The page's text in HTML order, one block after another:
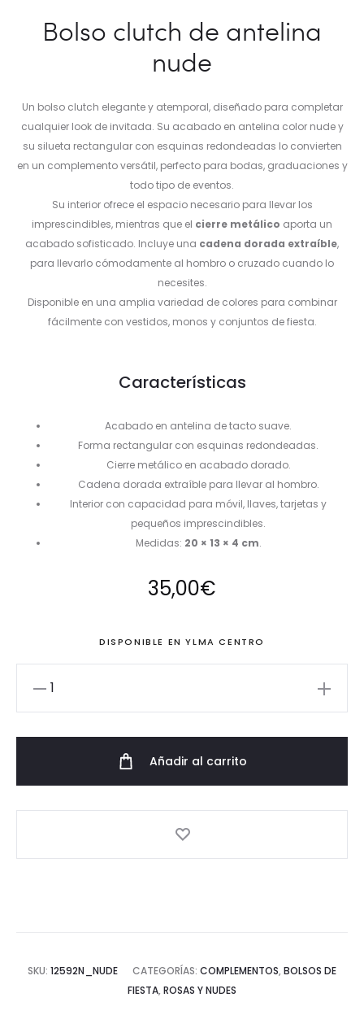
Bolso clutch de antelina
nude
Un bolso clutch elegante y atemporal, diseñado para completar
cualquier look de invitada. Su acabado en antelina color nude y
su silueta rectangular con esquinas redondeadas lo convierten
en un complemento versátil, perfecto para bodas, graduaciones y
todo tipo de eventos.
Su interior ofrece el espacio necesario para llevar los
imprescindibles, mientras que el cierre metálico aporta un
acabado sofisticado. Incluye una cadena dorada extraíble,
para llevarlo cómodamente al hombro o cruzado cuando lo
necesites.
Disponible en una amplia variedad de colores para combinar
fácilmente con vestidos, monos y conjuntos de fiesta.
Características
Acabado en antelina de tacto suave.
Forma rectangular con esquinas redondeadas.
Cierre metálico en acabado dorado.
Cadena dorada extraíble para llevar al hombro.
Interior con capacidad para móvil, llaves, tarjetas y
pequeños imprescindibles.
Medidas: 20 × 13 × 4 cm.
35,00€
DISPONIBLE EN YLMA CENTRO
Bolso
Añadir al carrito
SKU: 12592N_NUDE CATEGORÍAS: COMPLEMENTOS, BOLSOS DE
FIESTA, ROSAS Y NUDES